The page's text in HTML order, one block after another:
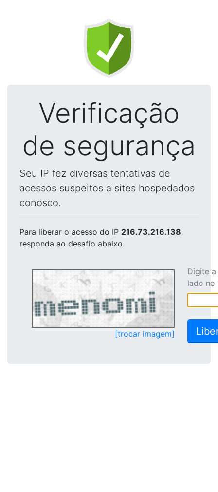
Verificação
de segurança
Seu IP fez diversas tentativas de
acessos suspeitos a sites hospedados
conosco.
Para liberar o acesso do IP 216.73.216.138,
responda ao desafio abaixo.
[trocar imagem]
Digite
lado no